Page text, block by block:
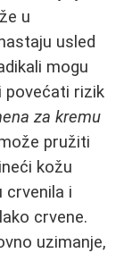
u
usled
mogu
povećati rizik
za kremu
pružiti
kožu
crvenila i
crvene.
uzimanje,